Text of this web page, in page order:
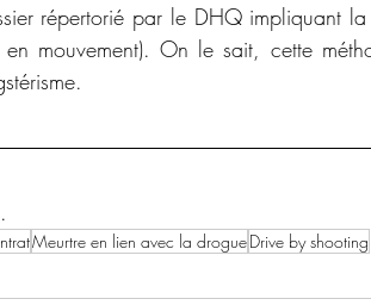
par le DHQ impliquant la
mouvement). On le sait, cette
Meurtre en lien avec la drogueDrive by shooting